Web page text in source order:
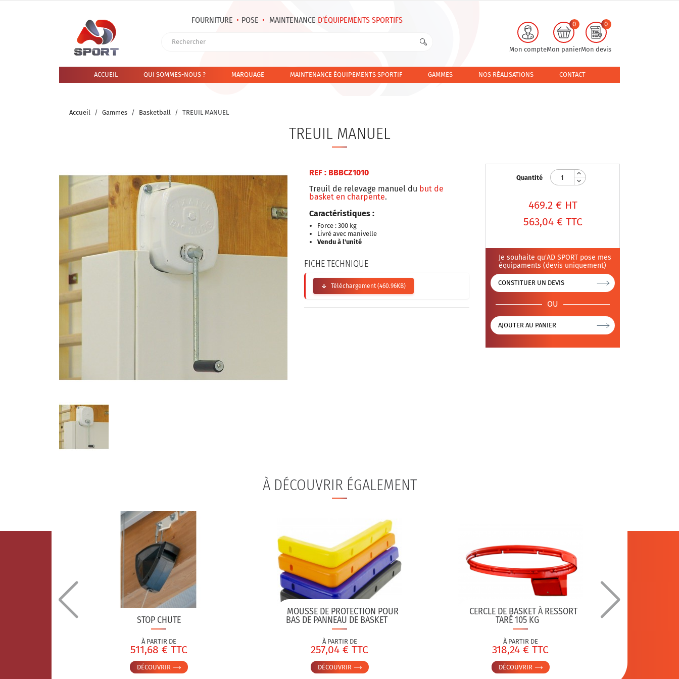
FOURNITURE • POSE • MAINTENANCE D’ÉQUIPEMENTS SPORTIFS
Mon compteMon panier
0
Mon devis
0
ACCUEIL QUI SOMMES-NOUS ? MARQUAGE MAINTENANCE ÉQUIPEMENTS SPORTIF GAMMES NOS RÉALISATIONS CONTACT
Accueil Gammes Basketball TREUIL MANUEL
TREUIL MANUEL
REF : BBBCZ1010
Treuil de relevage manuel du but de
basket en charpente.
Caractéristiques :
Force : 300 kg
Livré avec manivelle
Vendu à l'unité
FICHE TECHNIQUE
Téléchargement (460.96KB)
Quantité
469.2 € HT
563,04 € TTC
Je souhaite qu'AD SPORT pose mes
équipaments (devis uniquement)
CONSTITUER UN DEVIS
OU
AJOUTER AU PANIER
À DÉCOUVRIR ÉGALEMENT
STOP CHUTE
À PARTIR DE
511,68 € TTC
DÉCOUVRIR
MOUSSE DE PROTECTION POUR
BAS DE PANNEAU DE BASKET
À PARTIR DE
257,04 € TTC
DÉCOUVRIR
CERCLE DE BASKET À RESSORT
TARÉ 105 KG
À PARTIR DE
318,24 € TTC
DÉCOUVRIR